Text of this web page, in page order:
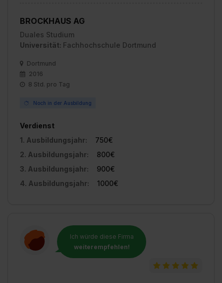
BROCKHAUS AG
Duales Studium
Universität: Fachhochschule Dortmund
Dortmund
2016
8 Std. pro Tag
Noch in der Ausbildung
Verdienst
1. Ausbildungsjahr:
750€
2. Ausbildungsjahr:
800€
3. Ausbildungsjahr:
900€
4. Ausbildungsjahr:
1000€
Ich würde diese Firma
weiterempfehlen!